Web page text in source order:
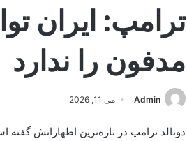
ترامپ: ایران
مدفون را ندارد
Admin می 11, 2026
دونالد ترامپ در تازه‌ترین اظهاراتش